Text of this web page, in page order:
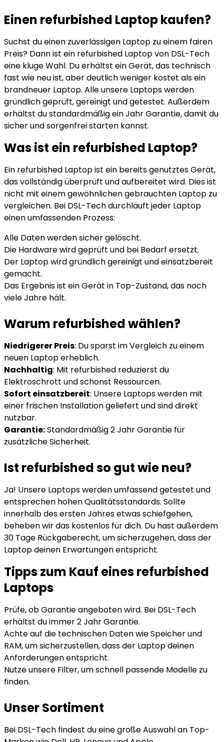
Einen refurbished Laptop kaufen?
Suchst du einen zuverlässigen Laptop zu einem fairen
Preis? Dann ist ein refurbished Laptop von DSL-Tech
eine kluge Wahl. Du erhältst ein Gerät, das technisch
fast wie neu ist, aber deutlich weniger kostet als ein
brandneuer Laptop. Alle unsere Laptops werden
gründlich geprüft, gereinigt und getestet. Außerdem
erhältst du standardmäßig ein Jahr Garantie, damit du
sicher und sorgenfrei starten kannst.
Was ist ein refurbished Laptop?
Ein refurbished Laptop ist ein bereits genutztes Gerät,
das vollständig überprüft und aufbereitet wird. Dies ist
nicht mit einem gewöhnlichen gebrauchten Laptop zu
vergleichen. Bei DSL-Tech durchläuft jeder Laptop
einen umfassenden Prozess:
Alle Daten werden sicher gelöscht.
Die Hardware wird geprüft und bei Bedarf ersetzt.
Der Laptop wird gründlich gereinigt und einsatzbereit
gemacht.
Das Ergebnis ist ein Gerät in Top-Zustand, das noch
viele Jahre hält.
Warum refurbished wählen?
Niedrigerer Preis: Du sparst im Vergleich zu einem
neuen Laptop erheblich.
Nachhaltig: Mit refurbished reduzierst du
Elektroschrott und schonst Ressourcen.
Sofort einsatzbereit: Unsere Laptops werden mit
einer frischen Installation geliefert und sind direkt
nutzbar.
Garantie:Standardmäßig 2 Jahr Garantie für
zusätzliche Sicherheit.
Ist refurbished so gut wie neu?
Ja! Unsere Laptops werden umfassend getestet und
entsprechen hohen Qualitätsstandards. Sollte
innerhalb des ersten Jahres etwas schiefgehen,
beheben wir das kostenlos für dich. Du hast außerdem
30 Tage Rückgaberecht, um sicherzugehen, dass der
Laptop deinen Erwartungen entspricht.
Tipps zum Kauf eines refurbished
Laptops
Prüfe, ob Garantie angeboten wird. Bei DSL-Tech
erhältst du immer 2 Jahr Garantie.
Achte auf die technischen Daten wie Speicher und
RAM, um sicherzustellen, dass der Laptop deinen
Anforderungen entspricht.
Nutze unsere Filter, um schnell passende Modelle zu
finden.
Unser Sortiment
Bei DSL-Tech findest du eine große Auswahl an Top-